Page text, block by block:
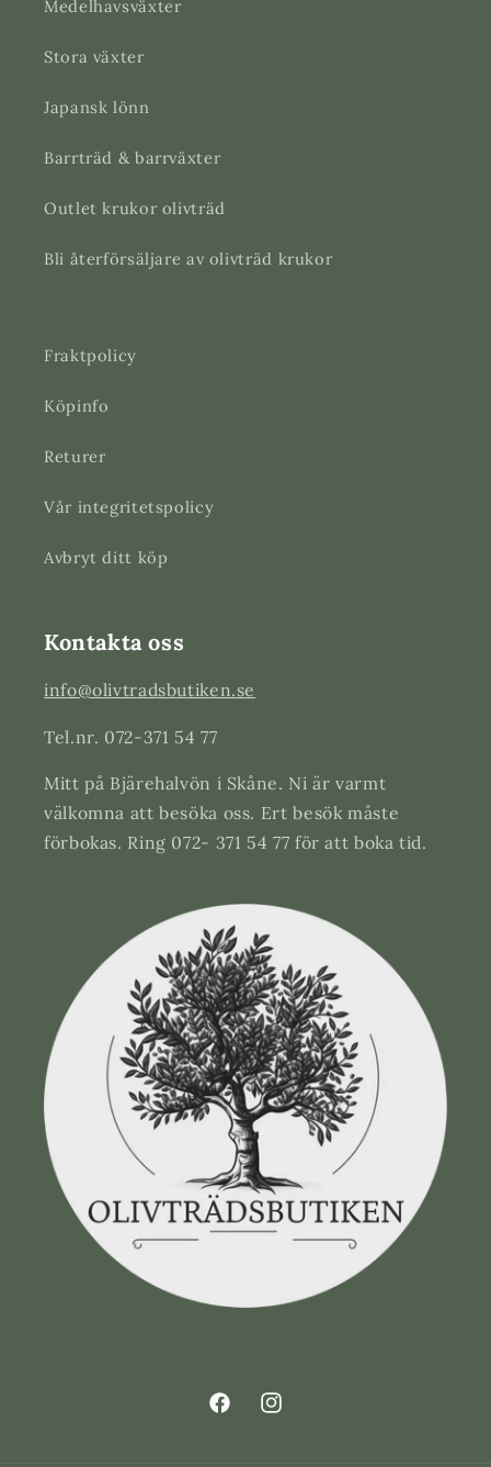
Medelhavsväxter
Stora växter
Japansk lönn
Barrträd & barrväxter
Outlet krukor olivträd
Bli återförsäljare av olivträd krukor
Fraktpolicy
Köpinfo
Returer
Vår integritetspolicy
Avbryt ditt köp
Kontakta oss
info@olivtradsbutiken.se
Tel.nr. 072-371 54 77
Mitt på Bjärehalvön i Skåne. Ni är varmt
välkomna att besöka oss. Ert besök måste
förbokas. Ring 072- 371 54 77 för att boka tid.
FacebookInstagram